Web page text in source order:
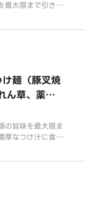
最大限まで引き出
麺を合わせまし
じられるほどの
の味わいです。
も合わせ
麺（豚叉焼
ん草、薬味
）
の旨味を最大限ま
厚なつけ汁に食べ
い旨味はコクの中